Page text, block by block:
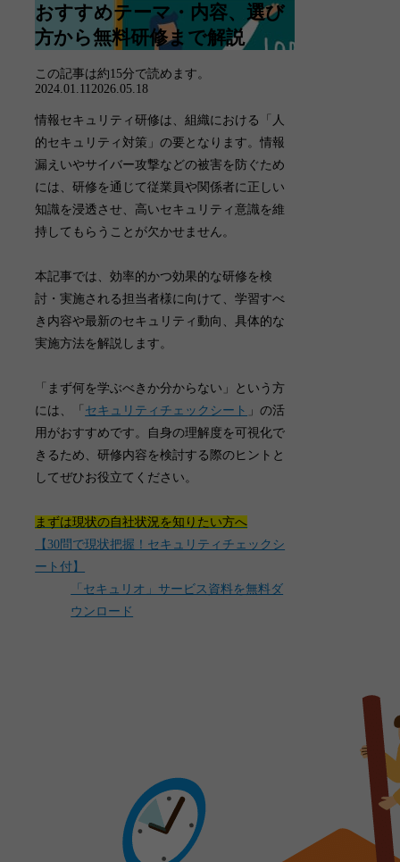
おすすめテーマ・内容、選び
方から無料研修まで解説
この記事は約15分で読めます。
2024.01.11 2026.05.18
情報セキュリティ研修は、組織における「人
的セキュリティ対策」の要となります。情報
漏えいやサイバー攻撃などの被害を防ぐため
には、研修を通じて従業員や関係者に正しい
知識を浸透させ、高いセキュリティ意識を維
持してもらうことが欠かせません 。
本記事では、効率的かつ効果的な研修を検
討・実施される担当者様に向けて、学習すべ
き内容や最新のセキュリティ動向、具体的な
実施方法を解説します。
「まず何を学ぶべきか分からない」という方
には、「 セキュリティチェックシート 」の活
用がおすすめです。自身の理解度を可視化で
きるため、研修内容を検討する際のヒントと
してぜひお役立てください。
まずは現状の自社状況を知りたい方へ
【30問で現状把握！セキュリティチェックシ
ート付】
「セキュリオ」サービス資料を無料ダ
ウンロード